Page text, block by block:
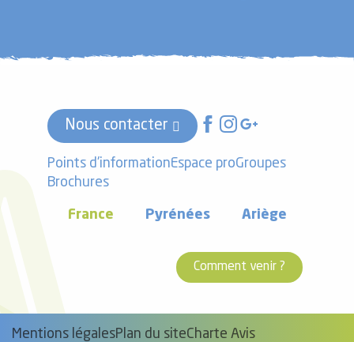
Nous contacter
Points d'informationEspace proGroupes
Brochures
France Pyrénées Ariège
Comment venir ?
Mentions légalesPlan du siteCharte Avis